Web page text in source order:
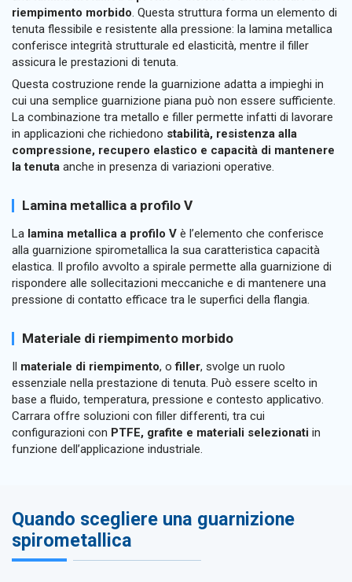
riempimento morbido. Questa struttura forma un elemento di
tenuta flessibile e resistente alla pressione: la lamina metallica
conferisce integrità strutturale ed elasticità, mentre il filler
assicura le prestazioni di tenuta.
Questa costruzione rende la guarnizione adatta a impieghi in
cui una semplice guarnizione piana può non essere sufficiente.
La combinazione tra metallo e filler permette infatti di lavorare
in applicazioni che richiedono stabilità, resistenza alla
compressione, recupero elastico e capacità di mantenere
la tenuta anche in presenza di variazioni operative.
Lamina metallica a profilo V
La lamina metallica a profilo V è l’elemento che conferisce
alla guarnizione spirometallica la sua caratteristica capacità
elastica. Il profilo avvolto a spirale permette alla guarnizione di
rispondere alle sollecitazioni meccaniche e di mantenere una
pressione di contatto efficace tra le superfici della flangia.
Materiale di riempimento morbido
materiale di riempimento, ofiller, svolge un ruolo
essenziale nella prestazione di tenuta. Può essere scelto in
base a fluido, temperatura, pressione e contesto applicativo.
Carrara offre soluzioni con filler differenti, tra cui
configurazioni con PTFE, grafite e materiali selezionati in
funzione dell’applicazione industriale.
Quando scegliere una guarnizione
spirometallica